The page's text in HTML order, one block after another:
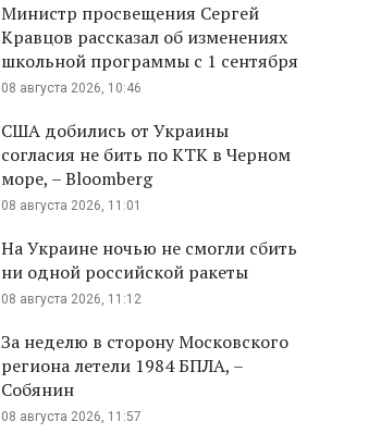
Министр просвещения Сергей
Кравцов рассказал об изменениях
школьной программы с 1 сентября
08 августа 2026, 10:46
США добились от Украины
согласия не бить по КТК в Черном
море, – Bloomberg
08 августа 2026, 11:01
На Украине ночью не смогли сбить
ни одной российской ракеты
08 августа 2026, 11:12
За неделю в сторону Московского
региона летели 1984 БПЛА, –
Собянин
08 августа 2026, 11:57